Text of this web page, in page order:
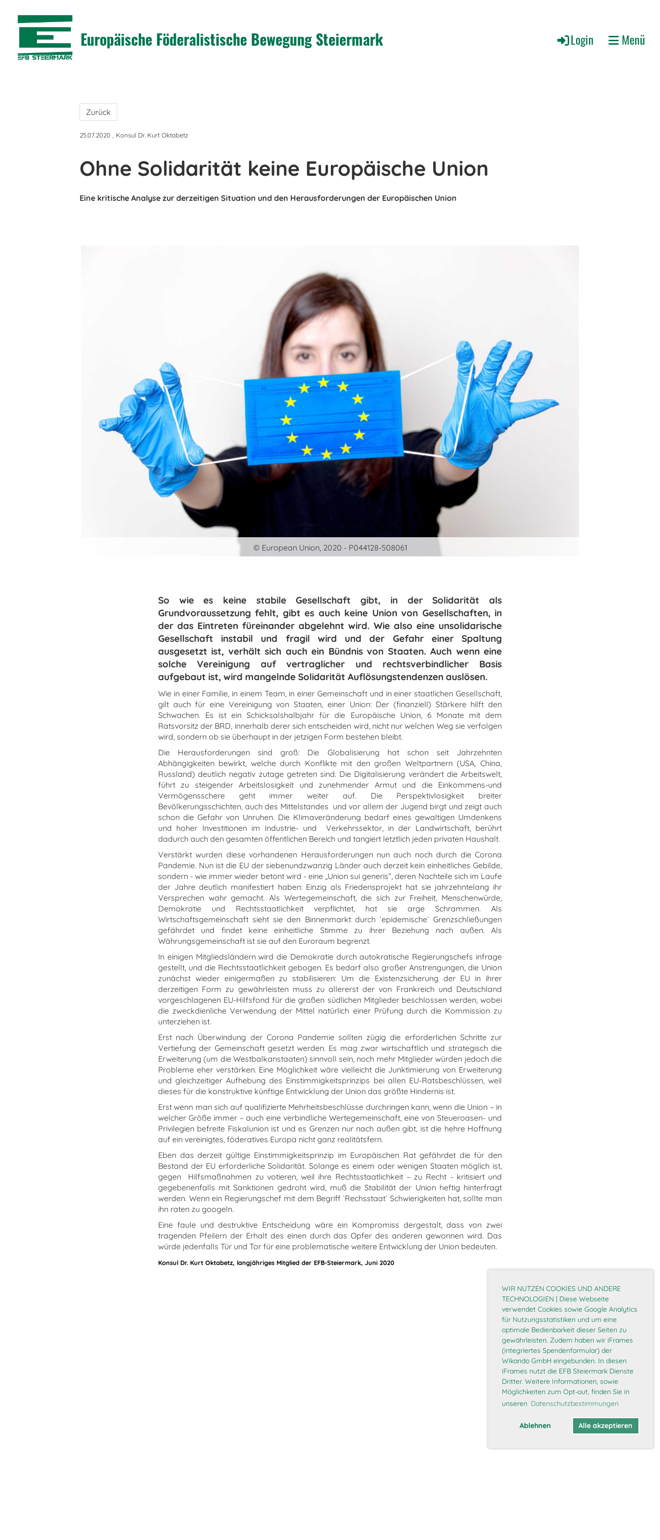
WIR NUTZEN COOKIES UND ANDERE
TECHNOLOGIEN | Diese Webseite
verwendet Cookies sowie Google Analytics
für Nutzungsstatistiken und um eine
optimale Bedienbarkeit dieser Seiten zu
gewährleisten. Zudem haben wir iFrames
(integriertes Spendenformular) der
Wikando GmbH eingebunden. In diesen
iFrames nutzt die EFB Steiermark Dienste
Dritter. Weitere Informationen, sowie
Möglichkeiten zum Opt-out, finden Sie in
unseren Datenschutzbestimmungen
Ablehnen Alle akzeptieren
Europäische Föderalistische Bewegung Steiermark Login Menü
Zurück
25.07.2020 , Konsul Dr. Kurt Oktabetz
Ohne Solidarität keine Europäische Union
Eine kritische Analyse zur derzeitigen Situation und den Herausforderungen der Europäischen Union
© European Union, 2020 - P044128-508061
So wie es keine stabile Gesellschaft gibt, in der Solidarität als
Grundvoraussetzung fehlt, gibt es auch keine Union von Gesellschaften, in
der das Eintreten füreinander abgelehnt wird. Wie also eine unsolidarische
Gesellschaft instabil und fragil wird und der Gefahr einer Spaltung
ausgesetzt ist, verhält sich auch ein Bündnis von Staaten. Auch wenn eine
solche Vereinigung auf vertraglicher und rechtsverbindlicher Basis
aufgebaut ist, wird mangelnde Solidarität Auflösungstendenzen auslösen.
Wie in einer Familie, in einem Team, in einer Gemeinschaft und in einer staatlichen Gesellschaft,
gilt auch für eine Vereinigung von Staaten, einer Union: Der (finanziell) Stärkere hilft den
Schwachen. Es ist ein Schicksalshalbjahr für die Europäische Union, 6 Monate mit dem
Ratsvorsitz der BRD, innerhalb derer sich entscheiden wird, nicht nur welchen Weg sie verfolgen
wird, sondern ob sie überhaupt in der jetzigen Form bestehen bleibt.
Die Herausforderungen sind groß: Die Globalisierung hat schon seit Jahrzehnten
Abhängigkeiten bewirkt, welche durch Konflikte mit den großen Weltpartnern (USA, China,
Russland) deutlich negativ zutage getreten sind. Die Digitalisierung verändert die Arbeitswelt,
führt zu steigender Arbeitslosigkeit und zunehmender Armut und die Einkommens-und
Vermögensschere geht immer weiter auf. Die Perspektivlosigkeit breiter
Bevölkerungsschichten, auch des Mittelstandes und vor allem der Jugend birgt und zeigt auch
schon die Gefahr von Unruhen. Die Klimaveränderung bedarf eines gewaltigen Umdenkens
und hoher Investitionen im Industrie- und Verkehrssektor, in der Landwirtschaft, berührt
dadurch auch den gesamten öffentlichen Bereich und tangiert letztlich jeden privaten Haushalt.
Verstärkt wurden diese vorhandenen Herausforderungen nun auch noch durch die Corona
Pandemie. Nun ist die EU der siebenundzwanzig Länder auch derzeit kein einheitliches Gebilde,
sondern - wie immer wieder betont wird - eine „Union sui generis“, deren Nachteile sich im Laufe
der Jahre deutlich manifestiert haben: Einzig als Friedensprojekt hat sie jahrzehntelang ihr
Versprechen wahr gemacht. Als Wertegemeinschaft, die sich zur Freiheit, Menschenwürde,
Demokratie und Rechtsstaatlichkeit verpflichtet, hat sie arge Schrammen. Als
Wirtschaftsgemeinschaft sieht sie den Binnenmarkt durch `epidemische` Grenzschließungen
gefährdet und findet keine einheitliche Stimme zu ihrer Beziehung nach außen. Als
Währungsgemeinschaft ist sie auf den Euroraum begrenzt.
In einigen Mitgliedsländern wird die Demokratie durch autokratische Regierungschefs infrage
gestellt, und die Rechtsstaatlichkeit gebogen. Es bedarf also großer Anstrengungen, die Union
zunächst wieder einigermaßen zu stabilisieren: Um die Existenzsicherung der EU in ihrer
derzeitigen Form zu gewährleisten muss zu allererst der von Frankreich und Deutschland
vorgeschlagenen EU-Hilfsfond für die großen südlichen Mitglieder beschlossen werden, wobei
die zweckdienliche Verwendung der Mittel natürlich einer Prüfung durch die Kommission zu
unterziehen ist.
Erst nach Überwindung der Corona Pandemie sollten zügig die erforderlichen Schritte zur
Vertiefung der Gemeinschaft gesetzt werden. Es mag zwar wirtschaftlich und strategisch die
Erweiterung (um die Westbalkanstaaten) sinnvoll sein, noch mehr Mitglieder würden jedoch die
Probleme eher verstärken. Eine Möglichkeit wäre vielleicht die Junktimierung von Erweiterung
und gleichzeitiger Aufhebung des Einstimmigkeitsprinzips bei allen EU-Ratsbeschlüssen, weil
dieses für die konstruktive künftige Entwicklung der Union das größte Hindernis ist.
Erst wenn man sich auf qualifizierte Mehrheitsbeschlüsse durchringen kann, wenn die Union – in
welcher Größe immer – auch eine verbindliche Wertegemeinschaft, eine von Steueroasen- und
Privilegien befreite Fiskalunion ist und es Grenzen nur nach außen gibt, ist die hehre Hoffnung
auf ein vereinigtes, föderatives Europa nicht ganz realitätsfern.
Eben das derzeit gültige Einstimmigkeitsprinzip im Europäischen Rat gefährdet die für den
Bestand der EU erforderliche Solidarität. Solange es einem oder wenigen Staaten möglich ist,
gegen Hilfsmaßnahmen zu votieren, weil ihre Rechtsstaatlichkeit – zu Recht - kritisiert und
gegebenenfalls mit Sanktionen gedroht wird, muß die Stabilität der Union heftig hinterfragt
werden. Wenn ein Regierungschef mit dem Begriff `Rechsstaat` Schwierigkeiten hat, sollte man
ihn raten zu googeln.
Eine faule und destruktive Entscheidung wäre ein Kompromiss dergestalt, dass von zwei
tragenden Pfeilern der Erhalt des einen durch das Opfer des anderen gewonnen wird. Das
würde jedenfalls Tür und Tor für eine problematische weitere Entwicklung der Union bedeuten.
Konsul Dr. Kurt Oktabetz, langjähriges Mitglied der EFB-Steiermark, Juni 2020